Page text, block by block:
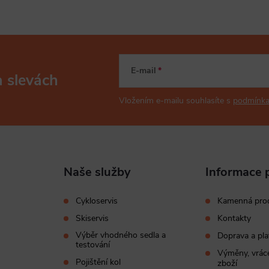
slevách E-mail
Vložením e-mailu souhlasíte s
Naše služby
Cykloservis
Skiservis
Výběr vhodného sedla a
testování
Pojištění kol
Informace
Kamenná
Kontakty
Doprava a
Výměny,
zboží